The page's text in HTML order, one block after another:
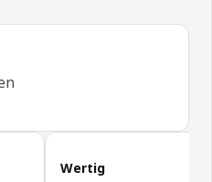
5 Sterne Alle Bewertungen:
Wertig